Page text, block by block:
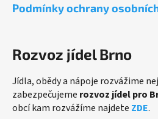
Podmínky ochrany
Rozvoz jídel Brno
Jídla, obědy a nápoje rozvážime
zabezpečujeme rozvoz jídel pro
obcí kam rozvážíme najdete ZDE.